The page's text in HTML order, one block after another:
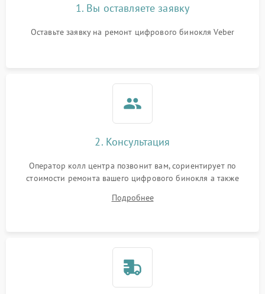
1. Вы оставляете заявку
Оставьте заявку на ремонт цифрового бинокля Veber
2. Консультация
Оператор колл центра позвонит вам, сориентирует по
стоимости ремонта вашего цифрового бинокля а также
Подробнее